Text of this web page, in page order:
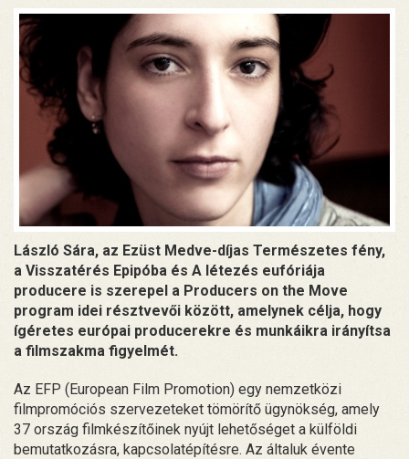
László Sára, az Ezüst Medve-díjas Természetes fény,
a Visszatérés Epipóba és A létezés eufóriája
producere is szerepel a Producers on the Move
program idei résztvevői között, amelynek célja, hogy
ígéretes európai producerekre és munkáikra irányítsa
a filmszakma figyelmét.
Az EFP (European Film Promotion) egy nemzetközi
filmpromóciós szervezeteket tömörítő ügynökség, amely
37 ország filmkészítőinek nyújt lehetőséget a külföldi
bemutatkozásra, kapcsolatépítésre. Az általuk évente